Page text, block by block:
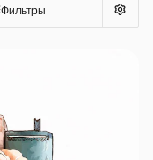
Фильтры